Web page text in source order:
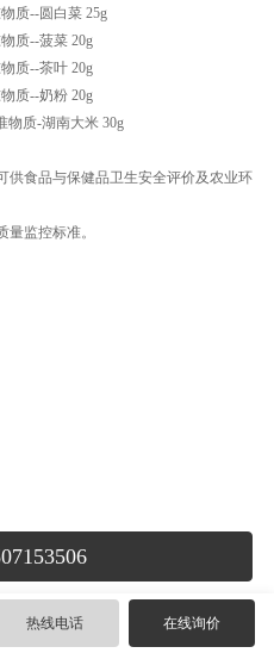
质--圆白菜 25g
质--菠菜 20g
质--茶叶 20g
质--奶粉 20g
物质-湖南大米 30g
供食品与保健品卫生安全评价及农业环
监控标准。
热线电话 在线询价